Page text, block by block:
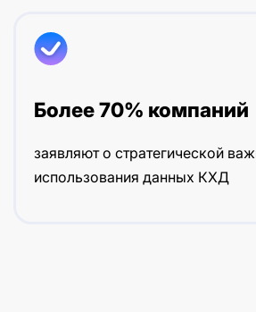
Более 70% компаний
заявляют о стратегической
использования данных КХД